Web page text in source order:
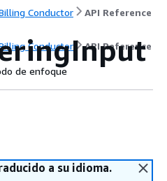
Conductor API Reference
Conductor API Reference
de enfoque
a su idioma.